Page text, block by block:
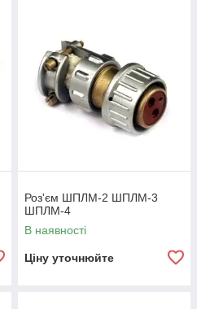
Роз'єм ШПЛМ-2 ШПЛМ-3
ШПЛМ-4
В наявності
Ціну уточнюйте